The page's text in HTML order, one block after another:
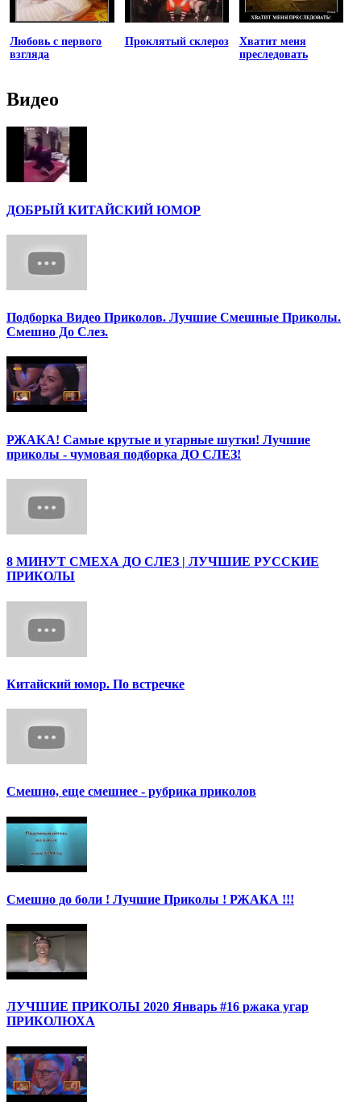
Любовь с первого
взгляда
Проклятый склероз
Хватит меня
преследовать
Видео
ДОБРЫЙ КИТАЙСКИЙ ЮМОР
Подборка Видео Приколов. Лучшие Смешные Приколы.
Смешно До Слез.
РЖАКА! Самые крутые и угарные шутки! Лучшие
приколы - чумовая подборка ДО СЛЕЗ!
8 МИНУТ СМЕХА ДО СЛЕЗ | ЛУЧШИЕ РУССКИЕ
ПРИКОЛЫ
Китайский юмор. По встречке
Смешно, еще смешнее - рубрика приколов
Смешно до боли ! Лучшие Приколы ! РЖАКА !!!
ЛУЧШИЕ ПРИКОЛЫ 2020 Январь #16 ржака угар
ПРИКОЛЮХА